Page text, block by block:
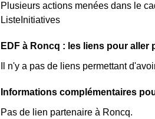
Plusieurs actions menées dans le
ListeInitiatives
EDF à Roncq : les liens pour aller
Il n'y a pas de liens permettant
Informations complémentaires
Pas de lien partenaire à Roncq.